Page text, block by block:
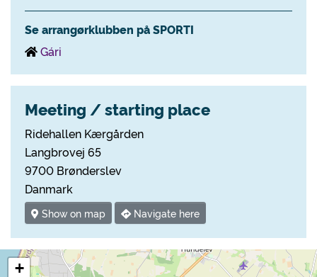
Se arrangørklubben på SPORTI
Gári
Meeting / starting place
Ridehallen Kærgården
Langbrovej 65
9700 Brønderslev
Danmark
Show on map Navigate here
+